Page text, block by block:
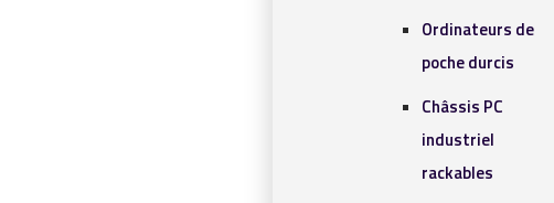
Ordinateurs de
poche durcis
Châssis PC
industriel
rackables​